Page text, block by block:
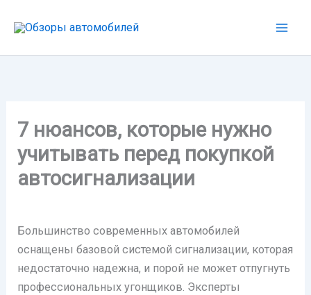
7 нюансов, которые нужно
учитывать перед покупкой
автосигнализации
Большинство современных автомобилей
оснащены базовой системой сигнализации, которая
недостаточно надежна, и порой не может отпугнуть
профессиональных угонщиков. Эксперты